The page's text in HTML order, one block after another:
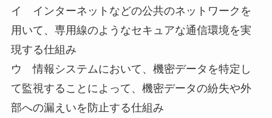
イ インターネットなどの公共のネットワークを
用いて、専用線のようなセキュアな通信環境を実
現する仕組み
ウ 情報システムにおいて、機密データを特定し
て監視することによって、機密データの紛失や外
部への漏えいを防止する仕組み